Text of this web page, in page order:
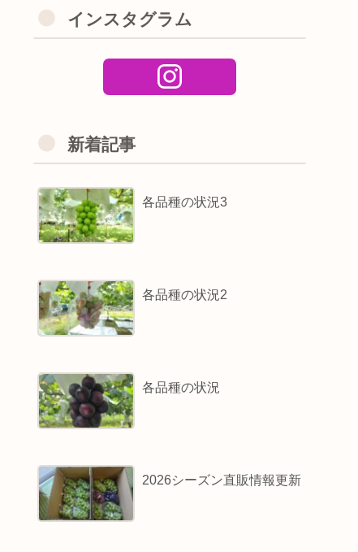
インスタグラム
新着記事
各品種の状況3
各品種の状況2
各品種の状況
2026シーズン直販情報更新